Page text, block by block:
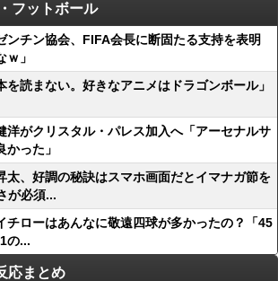
フットボール
ンチン協会、FIFA会長に断固たる支持を表明
ｗ」
を読まない。好きなアニメはドラゴンボール」
洋がクリスタル・パレス加入へ「アーセナルサ
った」
太、好調の秘訣はスマホ画面だとイマナガ節を
が必須...
チローはあんなに敬遠四球が多かったの？「45
の...
応まとめ